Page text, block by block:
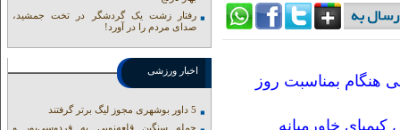
هنگام بمناسبت روز
خاورمیانه
رفتار زشت یک گردشگر در تخت جمشید،
صدای مردم را در آورد!
اخبار ورزشی
5 داور بوشهری مجوز لیگ برتر گرفتند
حمله سنگین قلعه‌نویی به فردوسی‌پور و